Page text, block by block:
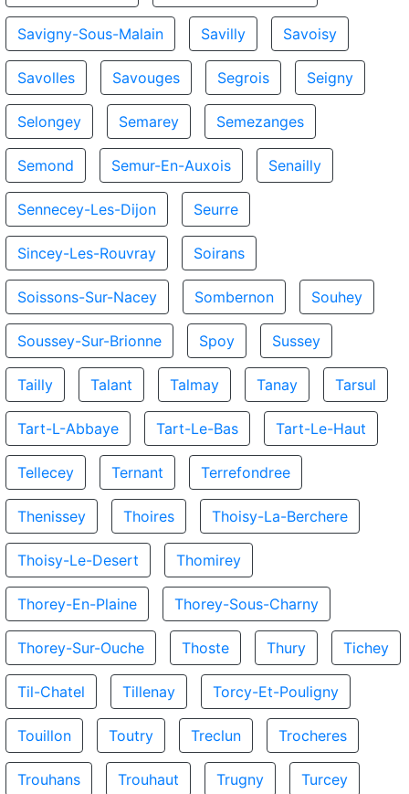
Savigny-Sous-Malain Savilly Savoisy
Savolles Savouges Segrois Seigny
Selongey Semarey Semezanges
Semond Semur-En-Auxois Senailly
Sennecey-Les-Dijon Seurre
Sincey-Les-Rouvray Soirans
Soissons-Sur-Nacey Sombernon Souhey
Soussey-Sur-Brionne Spoy Sussey
Tailly Talant Talmay Tanay Tarsul
Tart-L-Abbaye Tart-Le-Bas Tart-Le-Haut
Tellecey Ternant Terrefondree
Thenissey Thoires Thoisy-La-Berchere
Thoisy-Le-Desert Thomirey
Thorey-En-Plaine Thorey-Sous-Charny
Thorey-Sur-Ouche Thoste Thury Tichey
Til-Chatel Tillenay Torcy-Et-Pouligny
Touillon Toutry Treclun Trocheres
Trouhans Trouhaut Trugny Turcey